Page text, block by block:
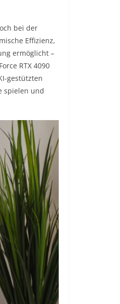
bei der
Effizienz,
ermöglicht –
RTX 4090
gestützten
spielen und